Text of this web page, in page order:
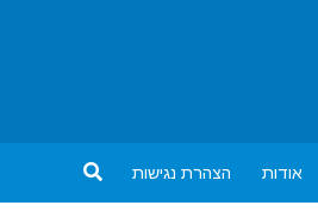
אודות הצהרת נגישות